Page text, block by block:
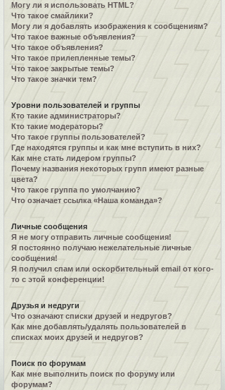
Могу ли я использовать HTML?
Что такое смайлики?
Могу ли я добавлять изображения к сообщениям?
Что такое важные объявления?
Что такое объявления?
Что такое прилепленные темы?
Что такое закрытые темы?
Что такое значки тем?
Уровни пользователей и группы
Кто такие администраторы?
Кто такие модераторы?
Что такое группы пользователей?
Где находятся группы и как мне вступить в них?
Как мне стать лидером группы?
Почему названия некоторых групп имеют разные
цвета?
Что такое группа по умолчанию?
Что означает ссылка «Наша команда»?
Личные сообщения
Я не могу отправить личные сообщения!
Я постоянно получаю нежелательные личные
сообщения!
Я получил спам или оскорбительный email от кого-
то с этой конференции!
Друзья и недруги
Что означают списки друзей и недругов?
Как мне добавлять/удалять пользователей в
списках моих друзей и недругов?
Поиск по форумам
Как мне выполнить поиск по форуму или
форумам?